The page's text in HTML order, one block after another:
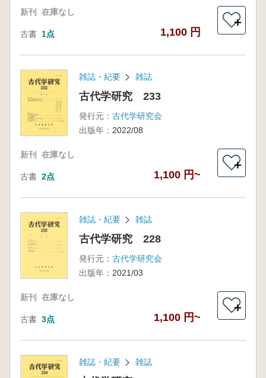
新刊 在庫なし
古書 1点 1,100 円
＋
雑誌・紀要 雑誌
古代学研究 233
発行元： 古代学研究会
出版年： 2022/08
新刊 在庫なし
古書 2点 1,100 円~
＋
雑誌・紀要 雑誌
古代学研究 228
発行元： 古代学研究会
出版年： 2021/03
新刊 在庫なし
古書 3点 1,100 円~
＋
雑誌・紀要 雑誌